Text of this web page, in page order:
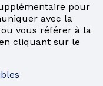
pour
avec la
vous référer à la
cliquant sur le